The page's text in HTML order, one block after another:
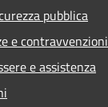
pubblica
e contravvenzioni
e assistenza